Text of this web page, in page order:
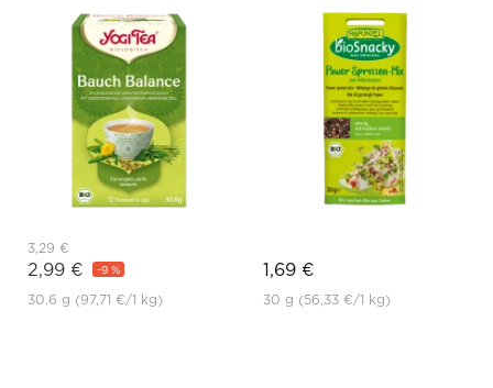
3,29 €
2,99 € -9 %
30.6 g (97,71 €/1 kg)
1,69 €
30 g (56,33 €/1 kg)